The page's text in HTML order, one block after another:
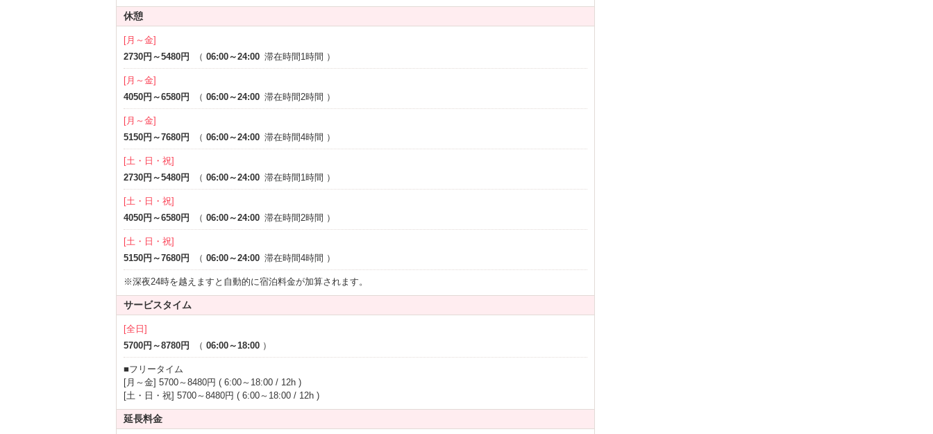
休憩
[月～金]
2730円～5480円
（ 06:00～24:00 滞在時間1時間 ）
[月～金]
4050円～6580円
（ 06:00～24:00 滞在時間2時間 ）
[月～金]
5150円～7680円
（ 06:00～24:00 滞在時間4時間 ）
[土・日・祝]
2730円～5480円
（ 06:00～24:00 滞在時間1時間 ）
[土・日・祝]
4050円～6580円
（ 06:00～24:00 滞在時間2時間 ）
[土・日・祝]
5150円～7680円
（ 06:00～24:00 滞在時間4時間 ）
※深夜24時を越えますと自動的に宿泊料金が加算されます。
サービスタイム
[全日]
5700円～8780円
（ 06:00～18:00 ）
■フリータイム
[月～金] 5700～8480円 ( 6:00～18:00 / 12h )
[土・日・祝] 5700～8480円 ( 6:00～18:00 / 12h )
延長料金